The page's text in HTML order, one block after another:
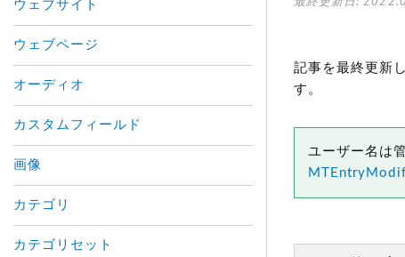
記事を最終更新
す。
ユーザー名は
ウェブサイト
ウェブページ
オーディオ
カスタムフィールド
画像
カテゴリ
カテゴリセット